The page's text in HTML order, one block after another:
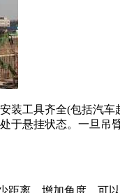
工具齐全(包括汽车
于悬挂状态。一旦吊
离，增加角度。可